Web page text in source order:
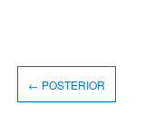
← POSTERIOR